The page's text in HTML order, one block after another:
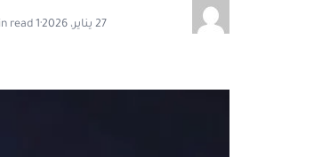
27 يناير، 2026 ·
1 min read